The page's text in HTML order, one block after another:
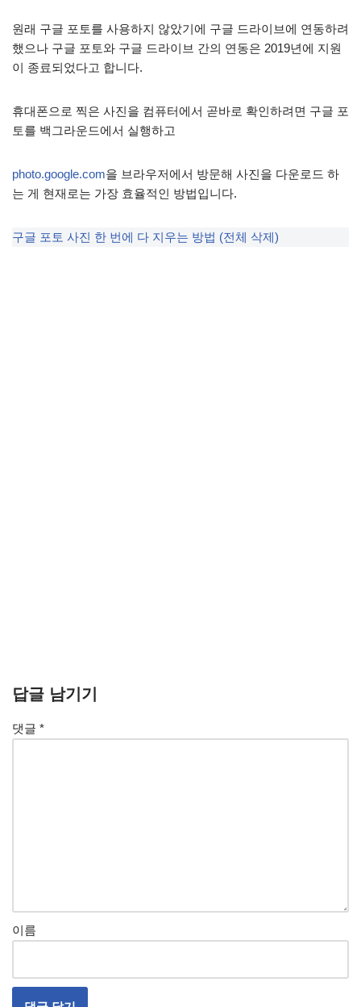
원래 구글 포토를 사용하지 않았기에 구글 드라이브에 연동하려
했으나 구글 포토와 구글 드라이브 간의 연동은 2019년에 지원
이 종료되었다고 합니다.
휴대폰으로 찍은 사진을 컴퓨터에서 곧바로 확인하려면 구글 포
토를 백그라운드에서 실행하고
photo.google.com을 브라우저에서 방문해 사진을 다운로드 하
는 게 현재로는 가장 효율적인 방법입니다.
구글 포토 사진 한 번에 다 지우는 방법 (전체 삭제)
답글 남기기
댓글 *
이름